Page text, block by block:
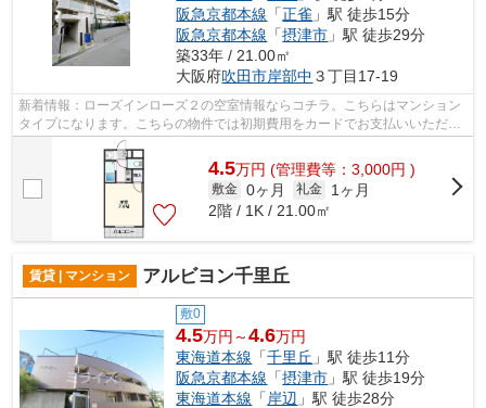
阪急京都本線 「正雀 」駅 徒歩15分
阪急京都本線 「摂津市 」駅 徒歩29分
築33年 / 21.00㎡
大阪府吹田市岸部中 ３丁目17-19
新着情報：ローズインローズ２の空室情報ならコチラ。こちらはマンション
タイプになります。こちらの物件では初期費用をカードでお支払いいただけ
ます。防音効果や耐火性の高い鉄筋コ...
4.5万円 (管理費等：3,000円 )
敷金 0ヶ月 礼金
1ヶ月
2階 / 1K / 21.00㎡
賃貸 | マンション アルビヨン千里丘
敷0
4.5万円～4.6万円
東海道本線 「千里丘 」駅 徒歩11分
阪急京都本線 「摂津市 」駅 徒歩19分
東海道本線 「 岸辺 」駅 徒歩28分